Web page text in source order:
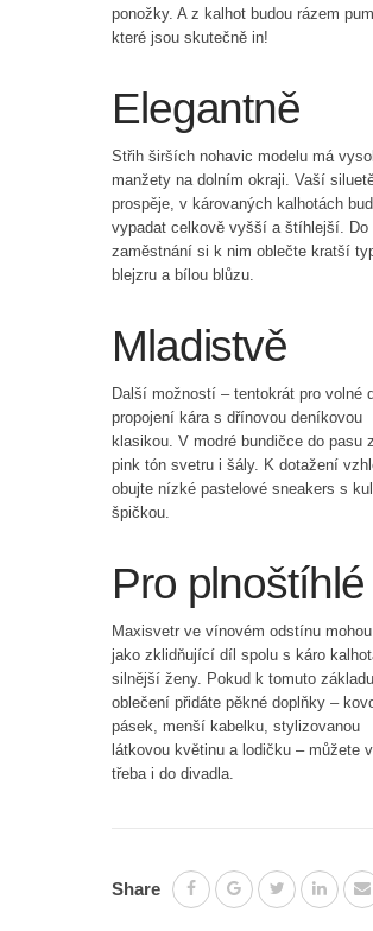
ponožky. A z kalhot budou rázem
které jsou skutečně in!
Elegantně
Střih širších nohavic modelu má
manžety na dolním okraji. Vaší
prospěje, v károvaných kalhotách
vypadat celkově vyšší a štíhlejší. Do
zaměstnání si k nim oblečte kratší
blejzru a bílou blůzu.
Mladistvě
Další možností – tentokrát pro volné
propojení kára s dřínovou deníkovou
klasikou. V modré bundičce do pasu
pink tón svetru i šály. K dotažení
obujte nízké pastelové sneakers s
špičkou.
Pro plnoštíhlé
Maxisvetr ve vínovém odstínu
jako zklidňující díl spolu s káro
silnější ženy. Pokud k tomuto základu
oblečení přidáte pěkné doplňky –
pásek, menší kabelku, stylizovanou
látkovou květinu a lodičku – můžete
třeba i do divadla.
Share